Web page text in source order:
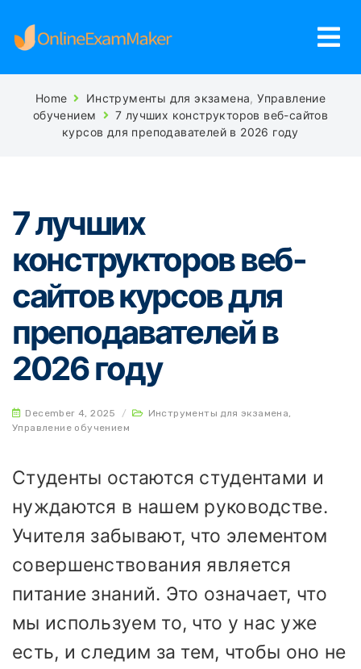
Home Инструменты для экзамена,Управление
обучением
7 лучших конструкторов веб-сайтов
курсов для преподавателей в 2026 году
7 лучших
конструкторов веб-
сайтов курсов для
преподавателей в
2026 году
December 4, 2025 / Инструменты для экзамена,
Управление обучением
Студенты остаются студентами и
нуждаются в нашем руководстве.
Учителя забывают, что элементом
совершенствования является
питание знаний. Это означает, что
мы используем то, что у нас уже
есть, и следим за тем, чтобы оно не